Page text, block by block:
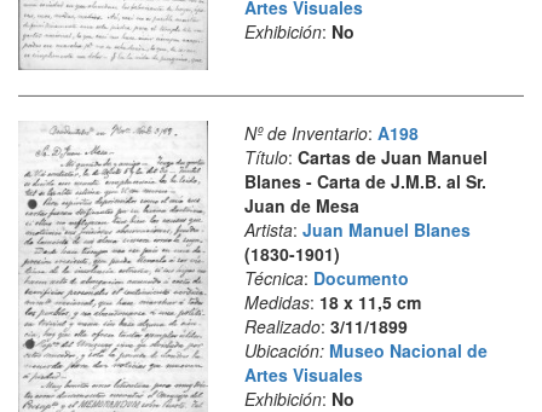
Artes Visuales
Exhibición: No
Nº de Inventario: A198
Título: Cartas de Juan Manuel
Blanes - Carta de J.M.B. al Sr.
Juan de Mesa
Artista: Juan Manuel Blanes
(1830-1901)
Técnica: Documento
Medidas: 18 x 11,5 cm
Realizado: 3/11/1899
Ubicación: Museo Nacional de
Artes Visuales
Exhibición: No